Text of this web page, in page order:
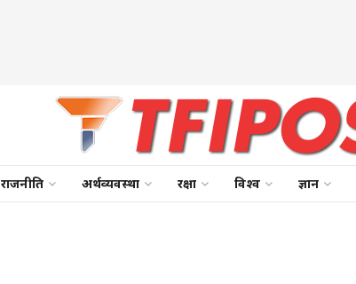
राजनीति अर्थव्यवस्था रक्षा विश्व ज्ञान